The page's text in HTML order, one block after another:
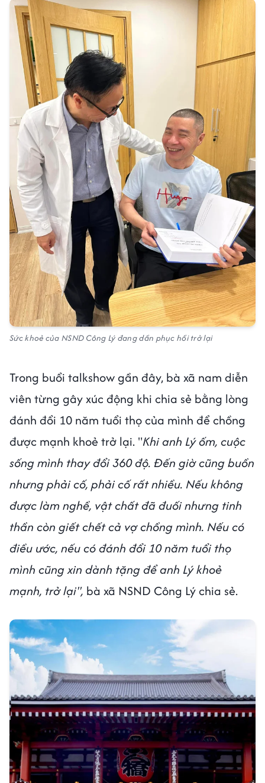
Sức khoẻ của NSND Công Lý đang dần phục hồi trở lại
Trong buổi talkshow gần đây, bà xã nam diễn
viên từng gây xúc động khi chia sẻ bằng lòng
đánh đổi 10 năm tuổi thọ của mình để chồng
được mạnh khoẻ trở lại. "Khi anh Lý ốm, cuộc
sống mình thay đổi 360 độ. Đến giờ cũng buồn
nhưng phải cố, phải cố rất nhiều. Nếu không
được làm nghề, vật chất đã đuối nhưng tinh
thần còn giết chết cả vợ chồng mình. Nếu có
điều ước, nếu có đánh đổi 10 năm tuổi thọ
mình cũng xin dành tặng để anh Lý khoẻ
mạnh, trở lại", bà xã NSND Công Lý chia sẻ.